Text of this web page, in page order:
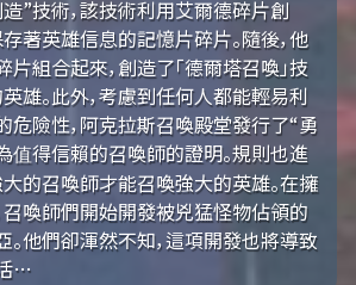
”技術，該技術利用艾爾德碎片創
著英雄信息的記憶片碎片。隨後，他
組合起來，創造了「德爾塔召喚」技
雄。此外，考慮到任何人都能輕易利
危險性，阿克拉斯召喚殿堂發行了“勇
值得信賴的召喚師的證明。規則也進
的召喚師才能召喚強大的英雄。在擁
召喚師們開始開發被兇猛怪物佔領的
他們卻渾然不知，這項開發也將導致
…